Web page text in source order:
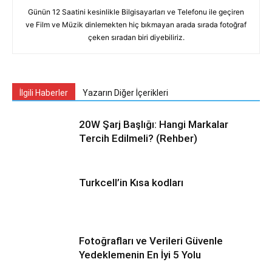
Günün 12 Saatini kesinlikle Bilgisayarları ve Telefonu ile geçiren
ve Film ve Müzik dinlemekten hiç bıkmayan arada sırada fotoğraf
çeken sıradan biri diyebiliriz.
İlgili Haberler Yazarın Diğer İçerikleri
20W Şarj Başlığı: Hangi Markalar
Tercih Edilmeli? (Rehber)
Turkcell’in Kısa kodları
Fotoğrafları ve Verileri Güvenle
Yedeklemenin En İyi 5 Yolu